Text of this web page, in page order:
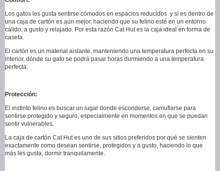
Los gatos les gusta sentirse cómodos en espacios reducidos y si es dentro de
una caja de cartón es aún mejor, haciendo que su felino esté en un entorno
cálido, a gusto y relajado. Por esta razón Cat Hut es la caja ideal en forma de
caseta.
El cartón es un material aislante, manteniendo una temperatura perfecta en su
interior, dónde su gato se podrá pasar horas durmiendo a una temperatura
perfecta.
Protección:
El instinto felino es buscar un lugar donde esconderse, camuflarse para
sentirse protegido y seguro, especialmente en momentos en que se puedan
sentir vulnerables.
La caja de cartón Cat Hut es uno de sus sitios preferidos por qué se sienten
exactamente como desean sentirse, protegidos y a gusto, haciendo lo que
más les gusta, dormir tranquilamente.